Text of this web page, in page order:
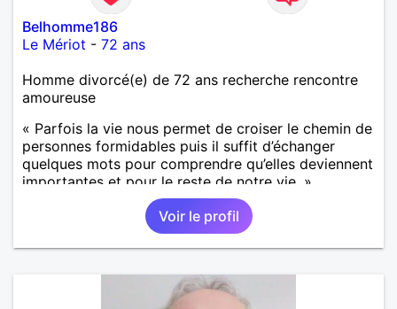
Belhomme186
Le Mériot - 72 ans
Homme divorcé(e) de 72 ans recherche rencontre
amoureuse
« Parfois la vie nous permet de croiser le chemin de
personnes formidables puis il suffit d’échanger
quelques mots pour comprendre qu’elles deviennent
importantes et pour le reste de notre vie. »
Voir le profil